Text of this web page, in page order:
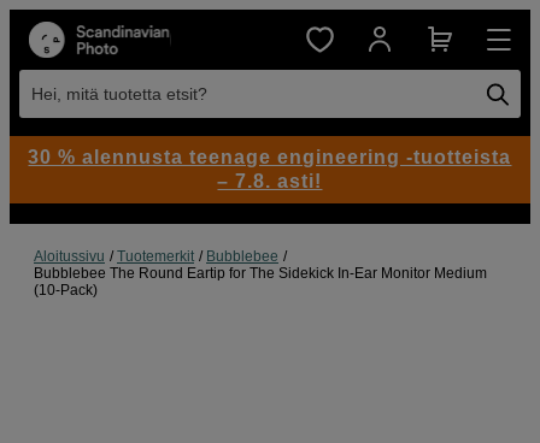
Hei, mitä tuotetta etsit?
Aloitussivu Tuotemerkit
Bubblebee
Bubblebee The Round Eartip for The Sidekick In-Ear Monitor Medium
(10-Pack)
30 % alennusta teenage engineering -tuotteista
– 7.8. asti!